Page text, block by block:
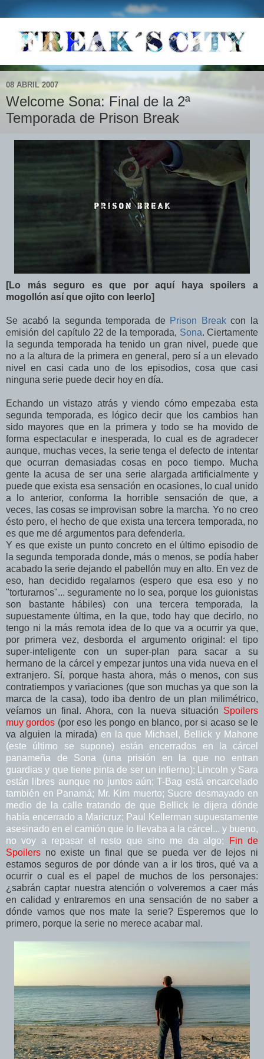
08 ABRIL 2007
Welcome Sona: Final de la 2ª
Temporada de Prison Break
[Lo más seguro es que por aquí haya spoilers a
mogollón así que ojito con leerlo]
Se acabó la segunda temporada de Prison Breakcon la
emisión del capítulo 22 de la temporada, Sona. Ciertamente
la segunda temporada ha tenido un gran nivel, puede que
no a la altura de la primera en general, pero sí a un elevado
nivel en casi cada uno de los episodios, cosa que casi
ninguna serie puede decir hoy en día.
Echando un vistazo atrás y viendo cómo empezaba esta
segunda temporada, es lógico decir que los cambios han
sido mayores que en la primera y todo se ha movido de
forma espectacular e inesperada, lo cual es de agradecer
aunque, muchas veces, la serie tenga el defecto de intentar
que ocurran demasiadas cosas en poco tiempo. Mucha
gente la acusa de ser una serie alargada artificialmente y
puede que exista esa sensación en ocasiones, lo cual unido
a lo anterior, conforma la horrible sensación de que, a
veces, las cosas se improvisan sobre la marcha. Yo no creo
ésto pero, el hecho de que exista una tercera temporada, no
es que me dé argumentos para defenderla.
Y es que existe un punto concreto en el último episodio de
la segunda temporada donde, más o menos, se podía haber
acabado la serie dejando el pabellón muy en alto. En vez de
eso, han decidido regalarnos (espero que esa eso y no
"torturarnos"... seguramente no lo sea, porque los guionistas
son bastante hábiles) con una tercera temporada, la
supuestamente última, en la que, todo hay que decirlo, no
tengo ni la más remota idea de lo que va a ocurrir ya que,
por primera vez, desborda el argumento original: el tipo
super-inteligente con un super-plan para sacar a su
hermano de la cárcel y empezar juntos una vida nueva en el
extranjero. Sí, porque hasta ahora, más o menos, con sus
contratiempos y variaciones (que son muchas ya que son la
marca de la casa), todo iba dentro de un plan milimétrico,
veíamos un final. Ahora, con la nueva situación Spoilers
muy gordos (por eso les pongo en blanco, por si acaso se le
va alguien la mirada)en la que Michael, Bellick y Mahone
(este último se supone) están encerrados en la cárcel
panameña de Sona (una prisión en la que no entran
guardias y que tiene pinta de ser un infierno); Lincoln y Sara
están libres aunque no juntos aún; T-Bag está encarcelado
también en Panamá; Mr. Kim muerto; Sucre desmayado en
medio de la calle tratando de que Bellick le dijera dónde
había encerrado a Maricruz; Paul Kellerman supuestamente
asesinado en el camión que lo llevaba a la cárcel... y bueno,
no voy a repasar el resto que sino me da algo;
Fin de
Spoilers no existe un final que se pueda ver de lejos ni
estamos seguros de por dónde van a ir los tiros, qué va a
ocurrir o cual es el papel de muchos de los personajes:
¿sabrán captar nuestra atención o volveremos a caer más
en calidad y entraremos en una sensación de no saber a
dónde vamos que nos mate la serie? Esperemos que lo
primero, porque la serie no merece acabar mal.